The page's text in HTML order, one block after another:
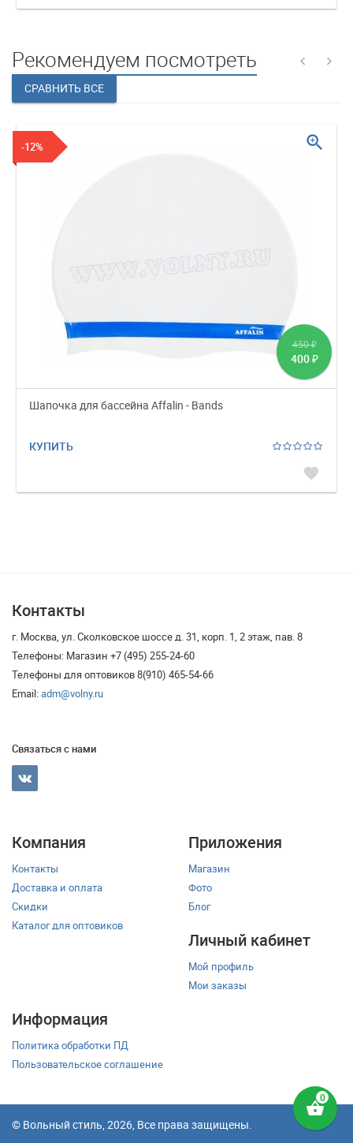
shopping_basket
Рекомендуем посмотреть
-12%
450₽
400 ₽
Шапочка для бассейна Affalin - Bands
КУПИТЬ
favorite
zoom_in
Контакты
г. Москва, ул. Сколковское шоссе д. 31, корп. 1, 2 этаж, пав. 8
Телефоны: Магазин +7 (495) 255-24-60
Телефоны для оптовиков 8(910) 465-54-66
Email:adm@volny.ru
Связаться с нами
Компания
Контакты
Доставка и оплата
Скидки
Каталог для оптовиков
Приложения
Магазин
Фото
Блог
Личный кабинет
Мой профиль
Мои заказы
Информация
Политика обработки ПД
Пользовательское соглашение
© Вольный стиль, 2026, Все права защищены.